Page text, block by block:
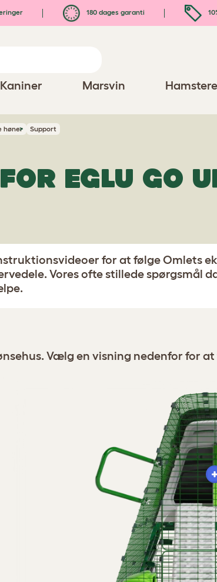
180 dages garanti
Kaniner Marsvin
høner Support
EGLU GO
for at følge Omlets
Vores ofte stillede spørgsmål
Vælg en visning nedenfor for